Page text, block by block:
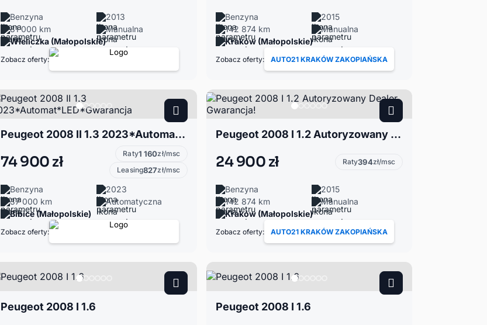
Benzyna
2013
81 000 km
Manualna
Wieliczka (Małopolskie)
Zobacz oferty:
Benzyna
2015
142 874 km
Manualna
Kraków (Małopolskie)
Zobacz oferty: AUTO21 KRAKÓW ZAKOPIAŃSKA
Peugeot 2008 II 1.3 2023*Automat*LED*Gwarancja
74 900 zł Raty1 160zł/msc
Leasing827zł/msc
Benzyna
2023
37 000 km
Automatyczna
Bibice (Małopolskie)
Zobacz oferty:
Peugeot 2008 I 1.2 Autoryzowany Dealer Gwarancja!
24 900 zł Raty394zł/msc
Benzyna
2015
142 874 km
Manualna
Kraków (Małopolskie)
Zobacz oferty: AUTO21 KRAKÓW ZAKOPIAŃSKA
Peugeot 2008 I 1.6 Peugeot 2008 I 1.6